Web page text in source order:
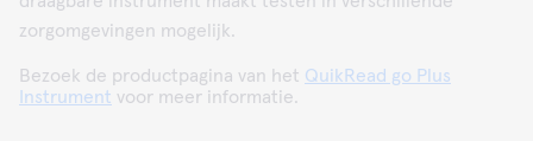
zorgomgevingen mogelijk.
Bezoek de productpagina van het QuikRead go Plus
Instrument voor meer informatie.